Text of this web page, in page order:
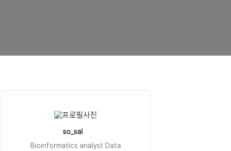
so_sal
Bioinformatics analyst Data